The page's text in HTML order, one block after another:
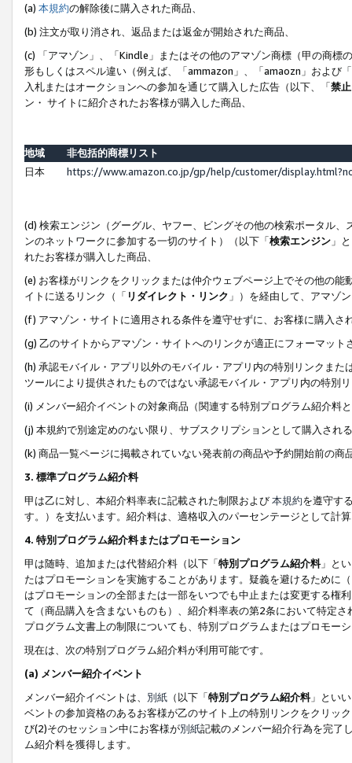
(a) 本規約の解除後に購入された商品、
(b) 注文が取り消され、返品または返金が開始された商品、
(c) 「アマゾン」、「Kindle」またはその他のアマゾン商標（甲の商
形もしくはスペル違い（例えば、「ammazon」、「amaozn」および
入札またはオークションへの参加を通じて購入した広告（以下、「禁
ン・ サイトに紹介されたお客様が購入した商品、
地域
非包括的商標リスト
日本
https://www.amazon.co.jp/gp/help/customer/
(d) 検索エンジン（グーグル、ヤフー、ビングその他の検索ポータル
ンのネットワークに参加する一切のサイト）（以下「検索エンジン 」
れたお客様が購入した商品、
(e) お客様がリンクをクリックまたは仲介ウェブページ上でその他の
イトに送るリンク（「 リダイレクト・リンク 」）を経由して、アマゾ
(f) アマゾン・サイトに適用される条件を遵守せずに、お客様に購入さ
(g) 乙のサイトからアマゾン・サイトへのリンクが適正にフォーマッ
(h) 承認モバイル・アプリ以外のモバイル・アプリ内の特別リンクま
ツールにより提供されたものではない承認モバイル・アプリ内の特別
(i) メンバー紹介イベントの対象商品（関連する特別プログラム紹介料
(j) 本規約で別途定めのない限り、サブスクリプションとして購入され
(k) 商品一覧ページに掲載されていない発表前の商品や予約開始前の商
3. 標準プログラム紹介料
甲は乙に対し、本紹介料率表に記載された制限および本規約を遵守す
す。）を支払います。紹介料は、適格収入のパーセンテージとして計
4. 特別プログラム紹介料またはプロモーション
甲は随時、追加または代替紹介料（以下「特別プログラム紹介料」と
たはプロモーションを実施することがあります。疑義を避けるために
はプロモーションの全部または一部をいつでも中止または変更する権
て（商品購入を含まないものも）、紹介料率表の第2条において特定
プログラム文書上の制限についても、特別プログラムまたはプロモー
現在は、次の特別プログラム紹介料が利用可能です。
(a) メンバー紹介イベント
メンバー紹介イベントは、 別紙 （以下「特別プログラム紹介料」とい
ベントの参加資格のあるお客様が乙のサイト上の特別リンクをクリッ
び(2)そのセッション中にお客様が別紙記載のメンバー紹介行為を完了
ム紹介料を獲得します。